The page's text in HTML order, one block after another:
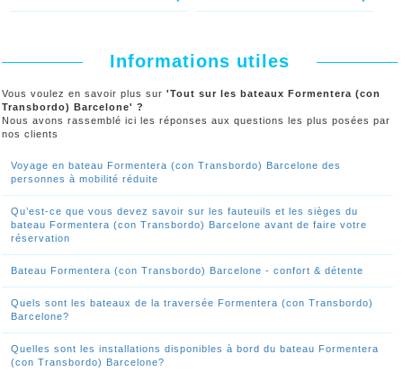
Informations utiles
Vous voulez en savoir plus sur 'Tout sur les bateaux Formentera (con
Transbordo) Barcelone' ?
Nous avons rassemblé ici les réponses aux questions les plus posées par
nos clients
Voyage en bateau Formentera (con Transbordo) Barcelone des
personnes à mobilité réduite
Qu’est-ce que vous devez savoir sur les fauteuils et les sièges du
bateau Formentera (con Transbordo) Barcelone avant de faire votre
réservation
Bateau Formentera (con Transbordo) Barcelone - confort & détente
Quels sont les bateaux de la traversée Formentera (con Transbordo)
Barcelone?
Quelles sont les installations disponibles à bord du bateau Formentera
(con Transbordo) Barcelone?